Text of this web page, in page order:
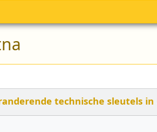
technische sleutels in